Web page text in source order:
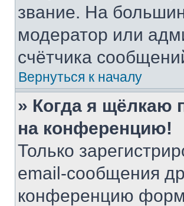
звание. На
модератор или
счётчика
Вернуться к началу
» Когда я щёлкаю
на конференцию!
Только
email-сообщения
конференцию